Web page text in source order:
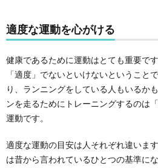
適度な運動を心がける
健康であるために運動はとても重要で
「適度」でないといけないということ
り、ランニングをしている人もいるか
ンを走るためにトレーニングするのは
運動です。
適度な運動の目安は人それぞれ違いま
は昔から言われているひとつの基準に